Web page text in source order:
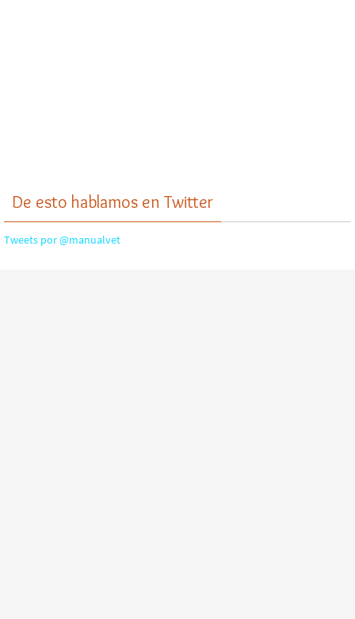
De esto hablamos en Twitter
Tweets por @manualvet